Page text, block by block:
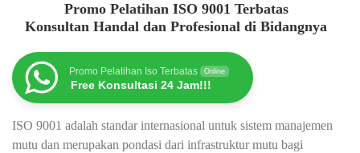
Promo Pelatihan ISO 9001 Terbatas
Konsultan Handal dan Profesional di Bidangnya
Promo Pelatihan Iso Terbatas Online
Free Konsultasi 24 Jam!!!
ISO 9001 adalah standar internasional untuk sistem manajemen
mutu dan merupakan pondasi dari infrastruktur mutu bagi